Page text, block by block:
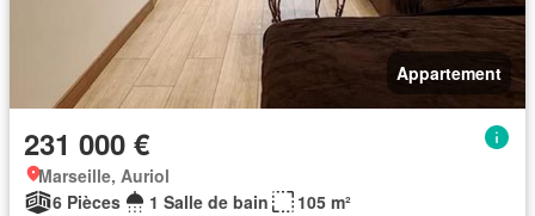
Appartement
231 000 €
Marseille, Auriol
6 Pièces
1 Salle de bain
105 m²